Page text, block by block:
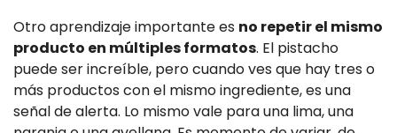
Otro aprendizaje importante es no repetir el mismo
producto en múltiples formatos. El pistacho
puede ser increíble, pero cuando ves que hay tres o
más productos con el mismo ingrediente, es una
señal de alerta. Lo mismo vale para una lima, una